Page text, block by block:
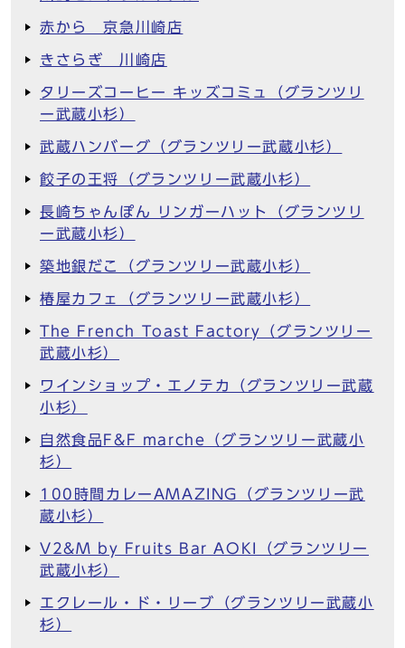
赤から 京急川崎店
きさらぎ 川崎店
タリーズコーヒー キッズコミュ（グランツリ
ー武蔵小杉）
武蔵ハンバーグ（グランツリー武蔵小杉）
餃子の王将（グランツリー武蔵小杉）
長崎ちゃんぽん リンガーハット（グランツリ
ー武蔵小杉）
築地銀だこ（グランツリー武蔵小杉）
椿屋カフェ（グランツリー武蔵小杉）
The French Toast Factory（グランツリー
武蔵小杉）
ワインショップ・エノテカ（グランツリー武蔵
小杉）
自然食品F&F marche（グランツリー武蔵小
杉）
100時間カレーAMAZING（グランツリー武
蔵小杉）
V2&M by Fruits Bar AOKI（グランツリー
武蔵小杉）
エクレール・ド・リーブ（グランツリー武蔵小
杉）